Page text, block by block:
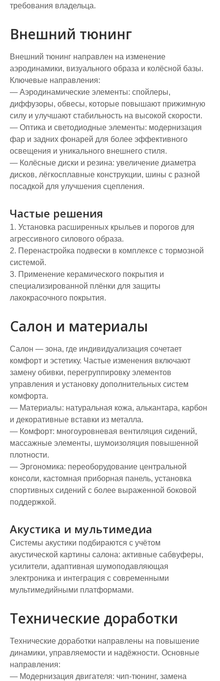
требования владельца.
Внешний тюнинг
Внешний тюнинг направлен на изменение
аэродинамики, визуального образа и колёсной базы.
Ключевые направления:
— Аэродинамические элементы: спойлеры,
диффузоры, обвесы, которые повышают прижимную
силу и улучшают стабильность на высокой скорости.
— Оптика и светодиодные элементы: модернизация
фар и задних фонарей для более эффективного
освещения и уникального внешнего стиля.
— Колёсные диски и резина: увеличение диаметра
дисков, лёгкосплавные конструкции, шины с разной
посадкой для улучшения сцепления.
Частые решения
1. Установка расширенных крыльев и порогов для
агрессивного силового образа.
2. Перенастройка подвески в комплексе с тормозной
системой.
3. Применение керамического покрытия и
специализированной плёнки для защиты
лакокрасочного покрытия.
Салон и материалы
Салон — зона, где индивидуализация сочетает
комфорт и эстетику. Частые изменения включают
замену обивки, перегруппировку элементов
управления и установку дополнительных систем
комфорта.
— Материалы: натуральная кожа, алькантара, карбон
и декоративные вставки из металла.
— Комфорт: многоуровневая вентиляция сидений,
массажные элементы, шумоизоляция повышенной
плотности.
— Эргономика: переоборудование центральной
консоли, кастомная приборная панель, установка
спортивных сидений с более выраженной боковой
поддержкой.
Акустика и мультимедиа
Системы акустики подбираются с учётом
акустической картины салона: активные сабвуферы,
усилители, адаптивная шумоподавляющая
электроника и интеграция с современными
мультимедийными платформами.
Технические доработки
Технические доработки направлены на повышение
динамики, управляемости и надёжности. Основные
направления:
— Модернизация двигателя: чип-тюнинг, замена